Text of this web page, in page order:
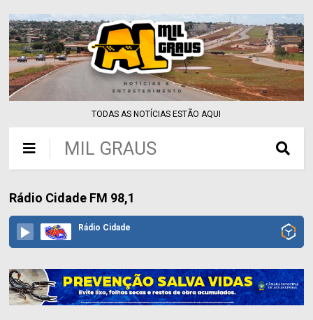
TODAS AS NOTÍCIAS ESTÃO AQUI
MIL GRAUS
Rádio Cidade FM 98,1
Rádio Cidade